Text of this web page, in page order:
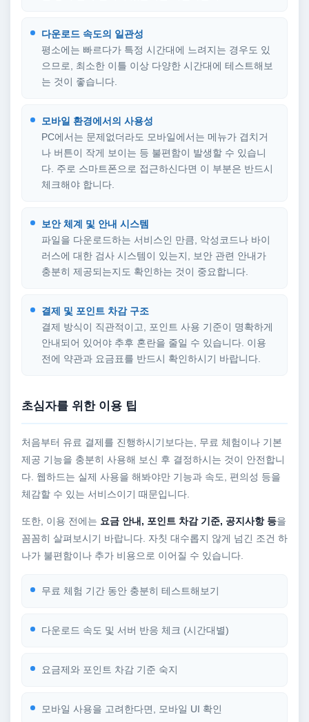
다운로드 속도의 일관성
평소에는 빠르다가 특정 시간대에 느려지는 경우도 있
으므로, 최소한 이틀 이상 다양한 시간대에 테스트해보
는 것이 좋습니다.
모바일 환경에서의 사용성
PC에서는 문제없더라도 모바일에서는 메뉴가 겹치거
나 버튼이 작게 보이는 등 불편함이 발생할 수 있습니
다. 주로 스마트폰으로 접근하신다면 이 부분은 반드시
체크해야 합니다.
보안 체계 및 안내 시스템
파일을 다운로드하는 서비스인 만큼, 악성코드나 바이
러스에 대한 검사 시스템이 있는지, 보안 관련 안내가
충분히 제공되는지도 확인하는 것이 중요합니다.
결제 및 포인트 차감 구조
결제 방식이 직관적이고, 포인트 사용 기준이 명확하게
안내되어 있어야 추후 혼란을 줄일 수 있습니다. 이용
전에 약관과 요금표를 반드시 확인하시기 바랍니다.
초심자를 위한 이용 팁
처음부터 유료 결제를 진행하시기보다는, 무료 체험이나 기본
제공 기능을 충분히 사용해 보신 후 결정하시는 것이 안전합니
다. 웹하드는 실제 사용을 해봐야만 기능과 속도, 편의성 등을
체감할 수 있는 서비스이기 때문입니다.
또한, 이용 전에는 요금 안내, 포인트 차감 기준, 공지사항 등을
꼼꼼히 살펴보시기 바랍니다. 자칫 대수롭지 않게 넘긴 조건 하
나가 불편함이나 추가 비용으로 이어질 수 있습니다.
무료 체험 기간 동안 충분히 테스트해보기
다운로드 속도 및 서버 반응 체크 (시간대별)
요금제와 포인트 차감 기준 숙지
모바일 사용을 고려한다면, 모바일 UI 확인